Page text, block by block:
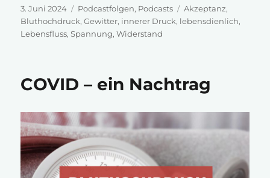
Veröffentlicht
am
3. Juni 2024 Kategorien
Podcastfolgen, Podcasts Schlagwörter
Akzeptanz,
Bluthochdruck,Gewitter, innerer Druck, lebensdienlich,
Lebensfluss,Spannung,Widerstand
COVID – ein Nachtrag